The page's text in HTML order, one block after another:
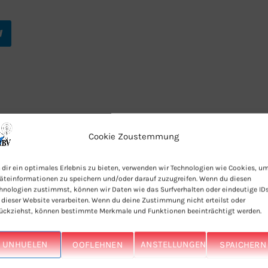
Cookie Zoustemmung
dir ein optimales Erlebnis zu bieten, verwenden wir Technologien wie Cookies,
zu speichern und/oder darauf zuzugreifen. Wenn du diesen
zustimmst, können wir Daten wie das Surfverhalten oder eindeutige
Website verarbeiten. Wenn du deine Zustimmung nicht erteilst oder
können bestimmte Merkmale und Funktionen beeinträchtigt werden.
UNHUELEN OOFLEHNEN ANSTELLUNGEN SPAICHERN
EIS IWERT TUNEIN APP